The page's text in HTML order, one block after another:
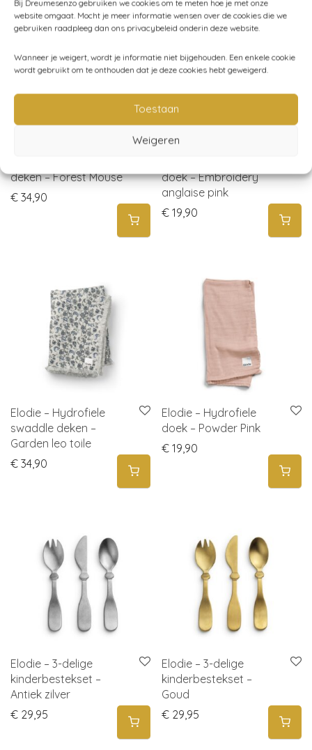
Bij Dreumesenzo gebruiken we cookies om te meten hoe je met onze
website omgaat. Mocht je meer informatie wensen over de cookies die we
gebruiken raadpleeg dan ons privacybeleid onderin deze website.
Wanneer je weigert, wordt je informatie niet bijgehouden. Een enkele cookie
wordt gebruikt om te onthouden dat je deze cookies hebt geweigerd.
Toestaan
Weigeren
deken – Forest Mouse
€ 34,90
doek – Embroidery
anglaise pink
€ 19,90
Elodie – Hydrofiele
swaddle deken –
Garden leo toile
€ 34,90
Elodie – Hydrofiele
doek – Powder Pink
€ 19,90
Elodie – 3-delige
kinderbestekset –
Antiek zilver
€ 29,95
Elodie – 3-delige
kinderbestekset –
Goud
€ 29,95